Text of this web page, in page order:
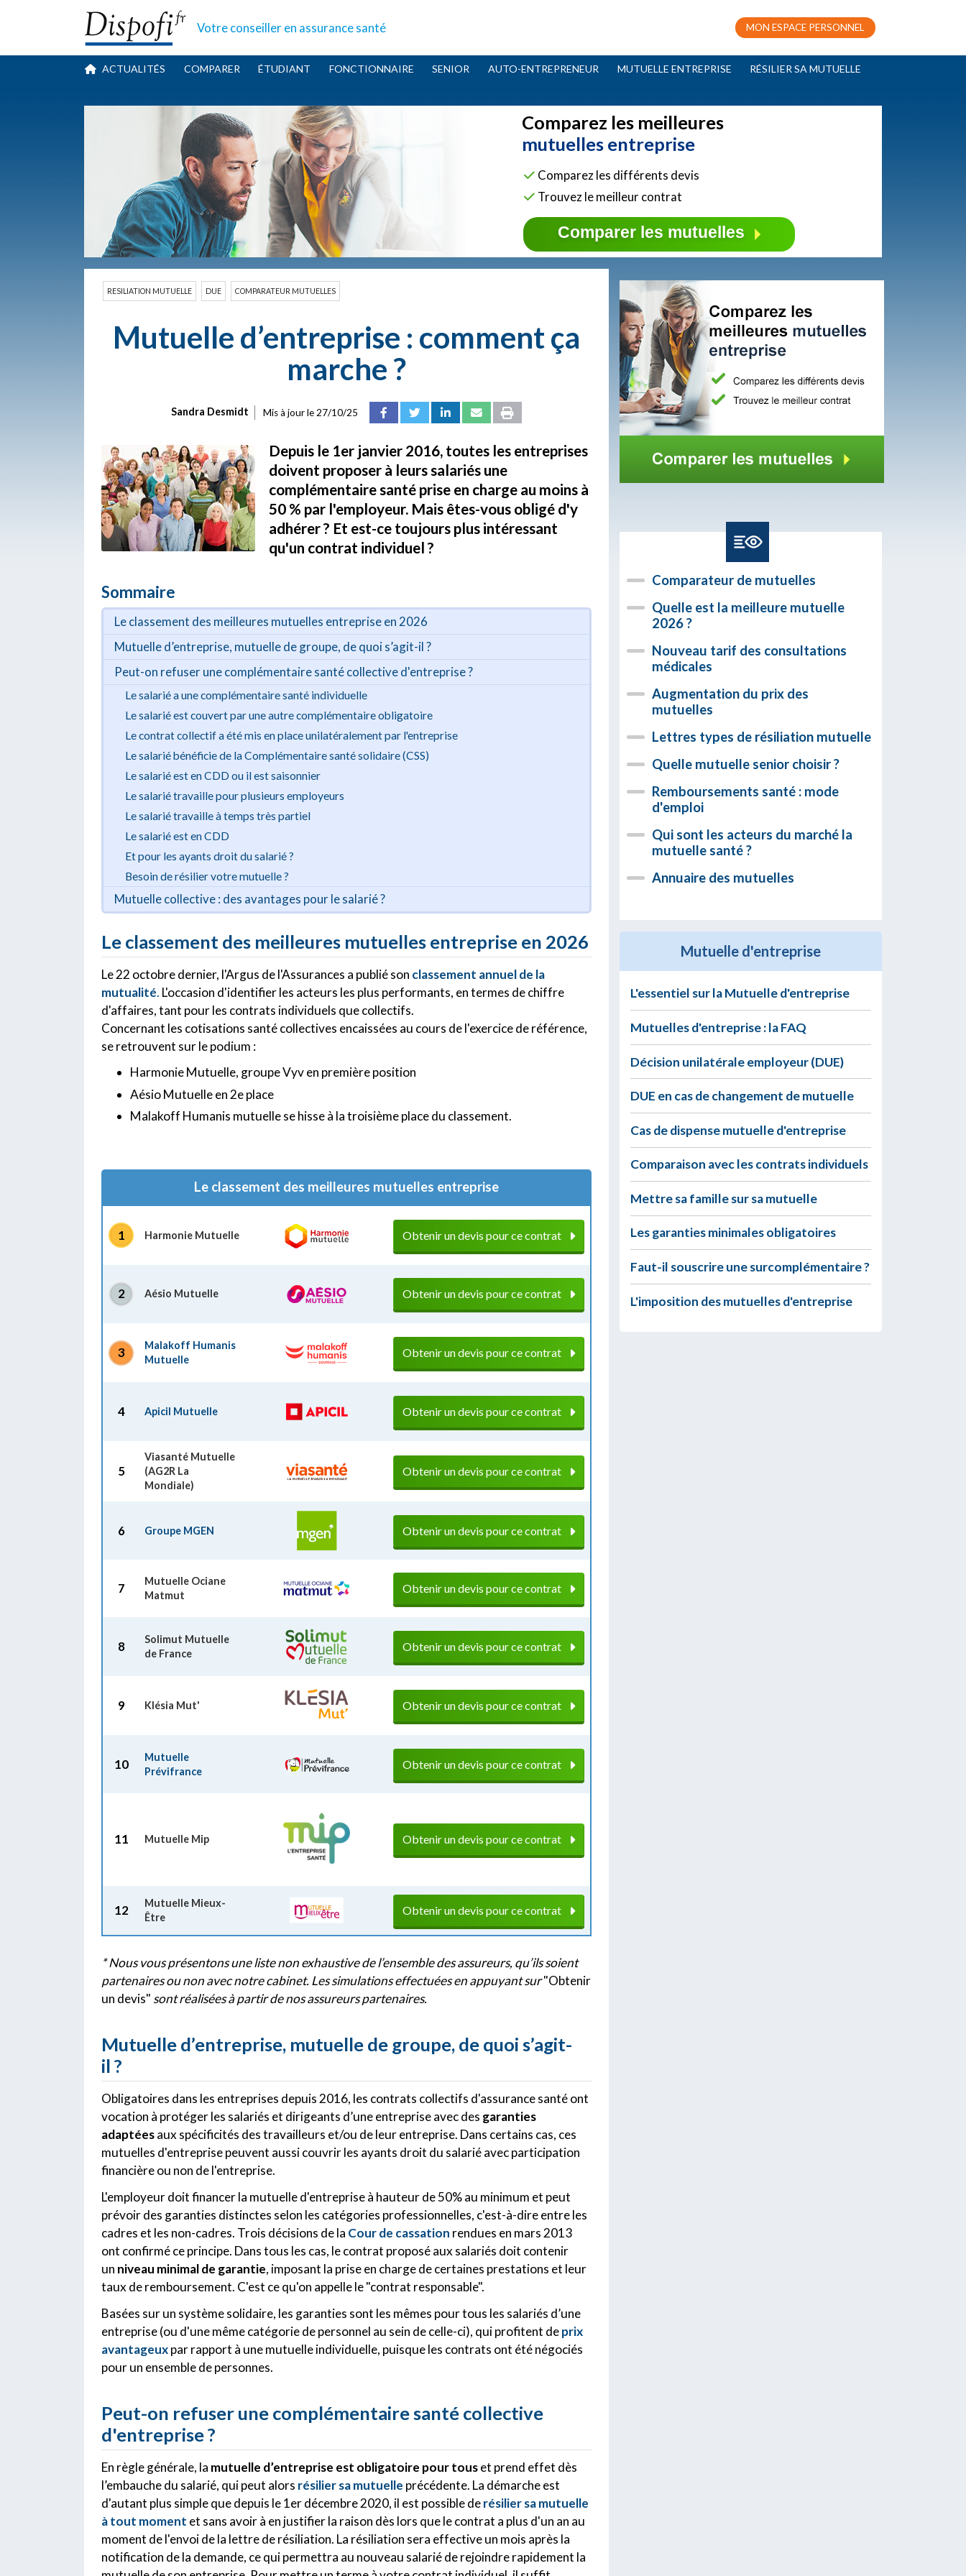
Votre conseilleren assurance santé MON ESPACE PERSONNEL
ACTUALITÉS COMPARER ÉTUDIANT FONCTIONNAIRE SENIOR AUTO-ENTREPRENEUR MUTUELLE ENTREPRISE RÉSILIER SA MUTUELLE
Comparez les meilleures
mutuelles entreprise
Comparez les différents devis
Trouvez le meilleur contrat
Comparer les mutuelles
RESILIATION MUTUELLE DUE COMPARATEUR MUTUELLES
Mutuelle d’entreprise : comment ça
marche ?
Sandra Desmidt Mis à jour le 27/10/25
Depuis le 1er janvier 2016, toutes les entreprises
doivent proposer à leurs salariés une
complémentaire santé prise en charge au moins à
50 % par l'employeur. Mais êtes-vous obligé d'y
adhérer ? Et est-ce toujours plus intéressant
qu'un contrat individuel ?
Sommaire
Le classement des meilleures mutuelles entreprise en 2026
Mutuelle d’entreprise, mutuelle de groupe, de quoi s’agit-il ?
Peut-on refuser une complémentaire santé collective d'entreprise ?
Le salarié a une complémentaire santé individuelle
Le salarié est couvert par une autre complémentaire obligatoire
Le contrat collectif a été mis en place unilatéralement par l'entreprise
Le salarié bénéficie de la Complémentaire santé solidaire (CSS)
Le salarié est en CDD ou il est saisonnier
Le salarié travaille pour plusieurs employeurs
Le salarié travaille à temps très partiel
Le salarié est en CDD
Et pour les ayants droit du salarié ?
Besoin de résilier votre mutuelle ?
Mutuelle collective : des avantages pour le salarié ?
Le classement des meilleures mutuelles entreprise en 2026
Le 22 octobre dernier, l'Argus de l'Assurances a publié son classement annuel de la
mutualité. L'occasion d'identifier les acteurs les plus performants, en termes de chiffre
d'affaires, tant pour les contrats individuels que collectifs.
Concernant les cotisations santé collectives encaissées au cours de l'exercice de référence,
se retrouvent sur le podium :
Harmonie Mutuelle, groupe Vyv en première position
Aésio Mutuelle en 2e place
Malakoff Humanis mutuelle se hisse à la troisième place du classement.
Le classement des meilleures mutuelles entreprise
1 Harmonie Mutuelle Obtenir un devis pour ce contrat
2 Aésio Mutuelle Obtenir un devis pour ce contrat
3
Malakoff Humanis
Mutuelle
Obtenir un devis pour ce contrat
4 Apicil Mutuelle Obtenir un devis pour ce contrat
5
Viasanté Mutuelle
(AG2R La
Mondiale)
Obtenir un devis pour ce contrat
6 Groupe MGEN Obtenir un devis pour ce contrat
7
Mutuelle Ociane
Matmut
Obtenir un devis pour ce contrat
8
Solimut Mutuelle
de France
Obtenir un devis pour ce contrat
9 Klésia Mut' Obtenir un devis pour ce contrat
10
Mutuelle
Prévifrance
Obtenir un devis pour ce contrat
11 Mutuelle Mip Obtenir un devis pour ce contrat
12
Mutuelle Mieux-
Être
Obtenir un devis pour ce contrat
* Nous vous présentons une liste non exhaustive de l’ensemble des assureurs, qu’ils soient
partenaires ou non avec notre cabinet. Les simulations effectuées en appuyant sur"Obtenir
un devis" sont réalisées à partir de nos assureurs partenaires.
Mutuelle d’entreprise, mutuelle de groupe, de quoi s’agit-
il ?
Obligatoires dans les entreprises depuis 2016, les contrats collectifs d'assurance santé ont
vocation à protéger les salariés et dirigeants d’une entreprise avec des garanties
adaptéesaux spécificités des travailleurs et/ou de leur entreprise. Dans certains cas, ces
mutuelles d'entreprise peuvent aussi couvrir les ayants droit du salarié avec participation
financière ou non de l'entreprise.
L'employeur doit financer la mutuelle d'entreprise à hauteur de 50% au minimum et peut
prévoir des garanties distinctes selon les catégories professionnelles, c'est-à-dire entre les
cadres et les non-cadres. Trois décisions de la Cour de cassation rendues en mars 2013
ont confirmé ce principe. Dans tous les cas, le contrat proposé aux salariés doit contenir
un niveau minimal de garantie, imposant la prise en charge de certaines prestations et leur
taux de remboursement. C'est ce qu'on appelle le "contrat responsable".
Basées sur un système solidaire, les garanties sont les mêmes pour tous les salariés d’une
entreprise (ou d'une même catégorie de personnel au sein de celle-ci), qui profitent deprix
avantageuxpar rapport à une mutuelle individuelle, puisque les contrats ont été négociés
pour un ensemble de personnes.
Peut-on refuser une complémentaire santé collective
d'entreprise ?
En règle générale, la mutuelle d’entreprise est obligatoire pour touset prend effet dès
l’embauche du salarié, qui peut alors résilier sa mutuelle précédente. La démarche est
d'autant plus simple que depuis le 1er décembre 2020, il est possible derésilier sa mutuelle
à tout moment et sans avoir à en justifier la raison dès lors que le contrat a plus d'un an au
moment de l'envoi de la lettre de résiliation. La résiliation sera effective un mois après la
notification de la demande, ce qui permettra au nouveau salarié de rejoindre rapidement la
Comparateur de mutuelles
Quelle est la meilleure mutuelle
2026 ?
Nouveau tarif des consultations
médicales
Augmentation du prix des
mutuelles
Lettres types de résiliation mutuelle
Quelle mutuelle senior choisir ?
Remboursements santé : mode
d'emploi
Qui sont les acteurs du marché la
mutuelle santé ?
Annuaire des mutuelles
Mutuelle d'entreprise
L'essentiel sur la Mutuelle d'entreprise
Mutuelles d'entreprise : la FAQ
Décision unilatérale employeur (DUE)
DUE en cas de changement de mutuelle
Cas de dispense mutuelle d'entreprise
Comparaison avec les contrats individuels
Mettre sa famille sur sa mutuelle
Les garanties minimales obligatoires
Faut-il souscrire une surcomplémentaire ?
L'imposition des mutuelles d'entreprise